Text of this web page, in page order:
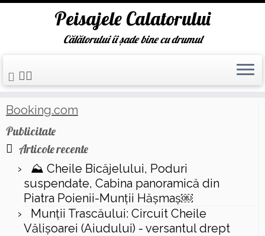
Skip
to
content
Peisajele Calatorului
Călătorului îi șade bine cu drumul
Prima pagină » catedrala ortodoxa alba iulia
Booking.com
Publicitate
Articole recente
⛰️ Cheile Bicăjelului, Poduri
suspendate, Cabina panoramică din
Piatra Poienii-Munții Hășmaș￼
Munții Trascăului: Circuit Cheile
Vălișoarei (Aiudului) - versantul drept